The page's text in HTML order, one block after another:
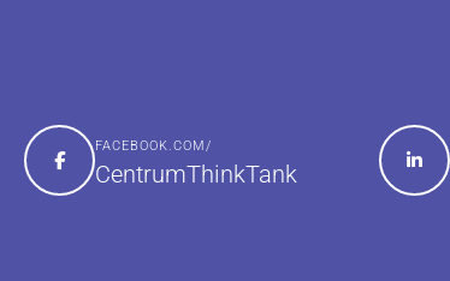
FACEBOOK.COM/
CentrumThinkTank